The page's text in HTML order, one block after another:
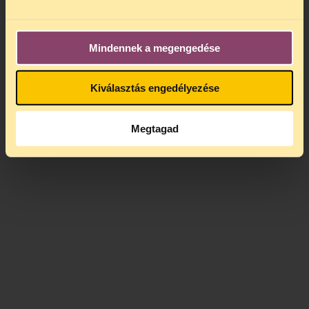
Mindennek a megengedése
Kiválasztás engedélyezése
Megtagad